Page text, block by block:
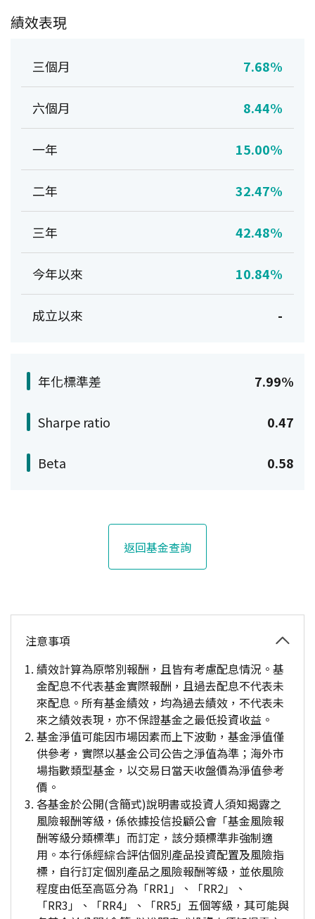
績效表現
三個月 7.68%
六個月 8.44%
一年 15.00%
二年 32.47%
三年 42.48%
今年以來 10.84%
成立以來 -
年化標準差 7.99%
Sharpe ratio 0.47
Beta 0.58
返回基金查詢
注意事項
績效計算為原幣別報酬，且皆有考慮配息情況。基
金配息不代表基金實際報酬，且過去配息不代表未
來配息。所有基金績效，均為過去績效，不代表未
來之績效表現，亦不保證基金之最低投資收益。
基金淨值可能因市場因素而上下波動，基金淨值僅
供參考，實際以基金公司公告之淨值為準；海外市
場指數類型基金，以交易日當天收盤價為淨值參考
價。
各基金於公開(含簡式)說明書或投資人須知揭露之
風險報酬等級，係依據投信投顧公會「基金風險報
酬等級分類標準」而訂定，該分類標準非強制適
用。本行係經綜合評估個別產品投資配置及風險指
標，自行訂定個別產品之風險報酬等級，並依風險
程度由低至高區分為「RR1」、「RR2」、
「RR3」、「RR4」、「RR5」五個等級，其可能與